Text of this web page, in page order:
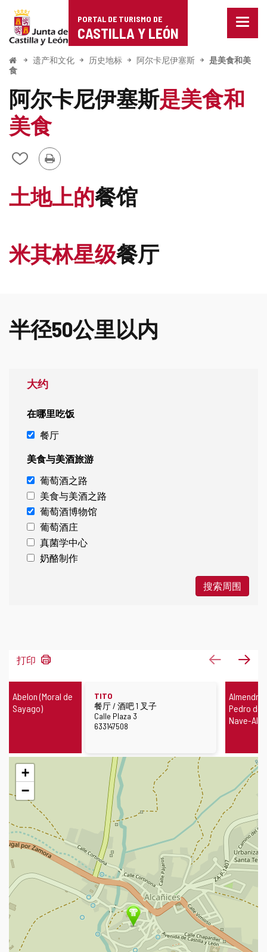
Portal
de
Turismo
de
Castilla
León
PORTAL DE TURISMO DE
CASTILLA Y LEÓN
菜
关
示
导
开
始
遗产和文化 历史地标 阿尔卡尼伊塞斯
是美食和美
食
阿尔卡尼伊塞斯是美食和
美食
从
笔
记
加/
删
打
印
土地上的餐馆
米其林星级餐厅
半径50公里以内
大约
在哪里吃饭
餐厅
美食与美酒旅游
葡萄酒之路
美食与美酒之路
葡萄酒博物馆
葡萄酒庄
真菌学中心
奶酪制作
搜索周围
打印 上一页下
Abelon (Moral de
Sayago)
TITO
盖
伊
餐厅 / 酒吧 1 叉子
街
道
Calle Plaza 3
电
633147508
Almendra
Pedro de
Nave-
跳
地
图
+
−